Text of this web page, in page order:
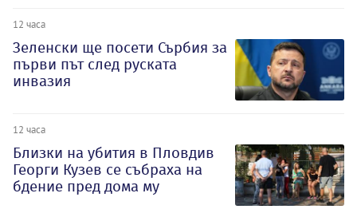
12 часа
Зеленски ще посети Сърбия за
първи път след руската
инвазия
12 часа
Близки на убития в Пловдив
Георги Кузев се събраха на
бдение пред дома му